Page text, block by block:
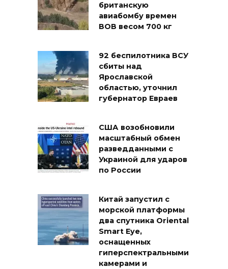
британскую
авиабомбу времен
ВОВ весом 700 кг
92 беспилотника ВСУ
сбиты над
Ярославской
областью, уточнил
губернатор Евраев
США возобновили
масштабный обмен
разведданными с
Украиной для ударов
по России
Китай запустил с
морской платформы
два спутника Oriental
Smart Eye,
оснащенных
гиперспектральными
камерами и